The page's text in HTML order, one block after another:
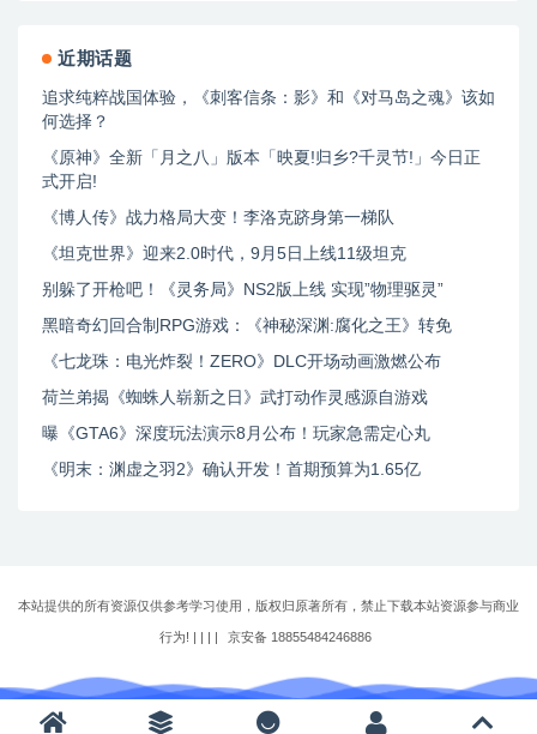
近期话题
追求纯粹战国体验，《刺客信条：影》和《对马岛之魂》该如
何选择？
《原神》全新「月之八」版本「映夏!归乡?千灵节!」今日正
式开启!
《博人传》战力格局大变！李洛克跻身第一梯队
《坦克世界》迎来2.0时代，9月5日上线11级坦克
别躲了开枪吧！《灵务局》NS2版上线 实现”物理驱灵”
黑暗奇幻回合制RPG游戏：《神秘深渊:腐化之王》转免
《七龙珠：电光炸裂！ZERO》DLC开场动画激燃公布
荷兰弟揭《蜘蛛人崭新之日》武打动作灵感源自游戏
曝《GTA6》深度玩法演示8月公布！玩家急需定心丸
《明末：渊虚之羽2》确认开发！首期预算为1.65亿
本站提供的所有资源仅供参考学习使用，版权归原著所有，禁止下载本站资源参与商业
行为! | | | | 京安备 18855484246886